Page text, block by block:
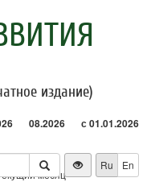
издание)
08.2026 с 01.01.2026
месяц
Ru En